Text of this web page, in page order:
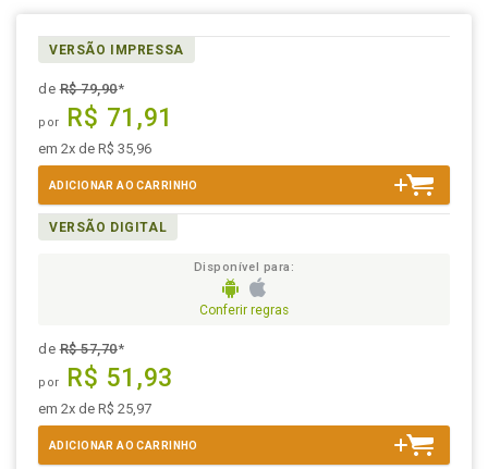
VERSÃO IMPRESSA
deR$ 79,90*
por R$ 71,91
em 2x de R$ 35,96
ADICIONAR AO CARRINHO
VERSÃO DIGITAL
Disponível para:
Conferir regras
deR$ 57,70*
por R$ 51,93
em 2x de R$ 25,97
ADICIONAR AO CARRINHO